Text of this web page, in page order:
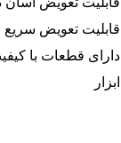
قابلیت تعویض
دارای قطعات با
ابزار